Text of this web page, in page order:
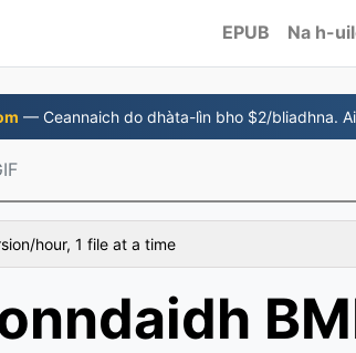
EPUB Na h-
— Ceannaich do dhàta-lìn bho $2/bliadhna.
hour, 1 file at a time